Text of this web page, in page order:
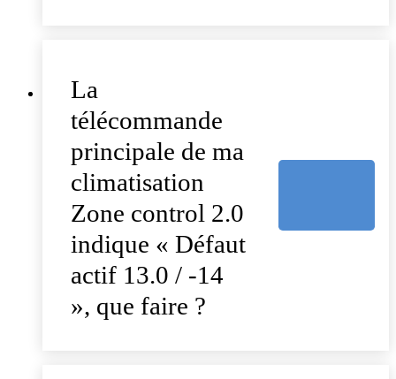
La
télécommande
principale de ma
climatisation
Zone control 2.0
indique « Défaut
actif 13.0 / -14
», que faire ?